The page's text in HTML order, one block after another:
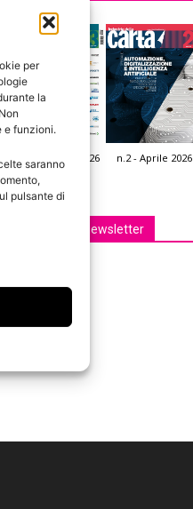
per
la
e funzioni.
saranno
pulsante di
n.3 - Giugno 2026 n.2 - Aprile 2026
Edicola Web
Iscriviti alla newsletter